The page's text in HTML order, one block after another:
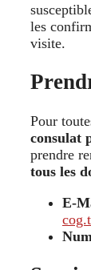
les
visite.
Pour
consulat
prendre
tous les
E-